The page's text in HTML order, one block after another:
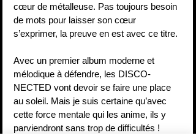
cœur de métalleuse. Pas toujours besoin
de mots pour laisser son cœur
s’exprimer, la preuve en est avec ce titre.
Avec un premier album moderne et
mélodique à défendre, les DISCO-
NECTED vont devoir se faire une place
au soleil. Mais je suis certaine qu’avec
cette force mentale qui les anime, ils y
parviendront sans trop de difficultés !